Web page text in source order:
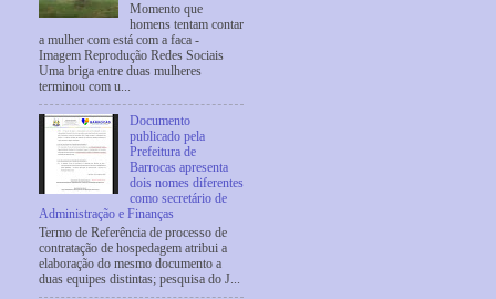
Momento que
homens tentam contar
a mulher com está com a faca -
Imagem Reprodução Redes Sociais
Uma briga entre duas mulheres
terminou com u...
Documento
publicado pela
Prefeitura de
Barrocas apresenta
dois nomes diferentes
como secretário de
Administração e Finanças
Termo de Referência de processo de
contratação de hospedagem atribui a
elaboração do mesmo documento a
duas equipes distintas; pesquisa do J...